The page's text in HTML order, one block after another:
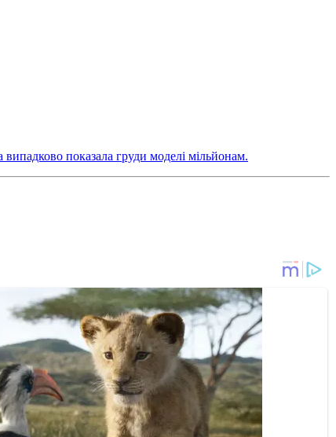
випадково показала груди моделі мільйонам.